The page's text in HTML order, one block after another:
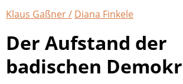
Klaus Gaßner / Diana Finkele
Der Aufstand der
badischen